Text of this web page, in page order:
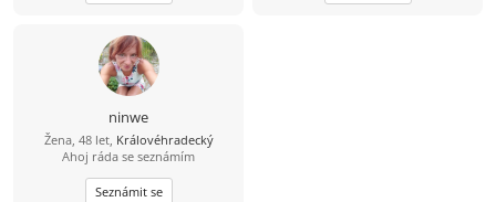
ninwe
Žena, 48 let, Královéhradecký
Ahoj ráda se seznámím
Seznámit se